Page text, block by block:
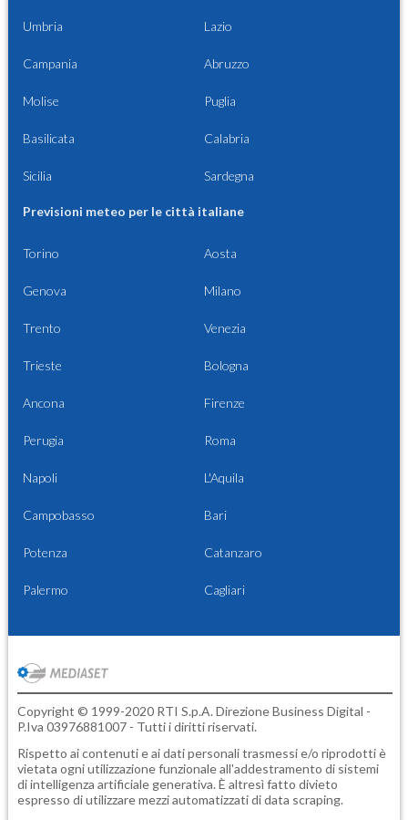
Umbria Lazio
Campania Abruzzo
Molise Puglia
Basilicata Calabria
Sicilia Sardegna
Previsioni meteo per le città italiane
Torino Aosta
Genova Milano
Trento Venezia
Trieste Bologna
Ancona Firenze
Perugia Roma
Napoli L'Aquila
Campobasso Bari
Potenza Catanzaro
Palermo Cagliari
Copyright © 1999-2020 RTI S.p.A. Direzione Business Digital -
P.Iva 03976881007 - Tutti i diritti riservati.
Rispetto ai contenuti e ai dati personali trasmessi e/o riprodotti è
vietata ogni utilizzazione funzionale all'addestramento di sistemi
di intelligenza artificiale generativa. È altresì fatto divieto
espresso di utilizzare mezzi automatizzati di data scraping.